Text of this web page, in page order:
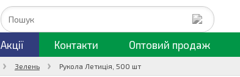
Акції Контакти Оптовий продаж
Зелень Рукола Летиція, 500 шт